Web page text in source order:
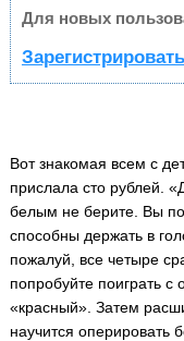
Для новых
Вот знакомая всем с
прислала сто рублей.
белым не берите. Вы
способны держать в
пожалуй, все четыре
попробуйте поиграть
«красный». Затем
научится оперировать